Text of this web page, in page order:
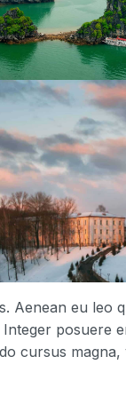
Aenean eu leo
posuere
cursus magna,